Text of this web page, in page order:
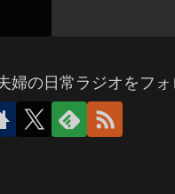
婦の日常ラジオをフォ